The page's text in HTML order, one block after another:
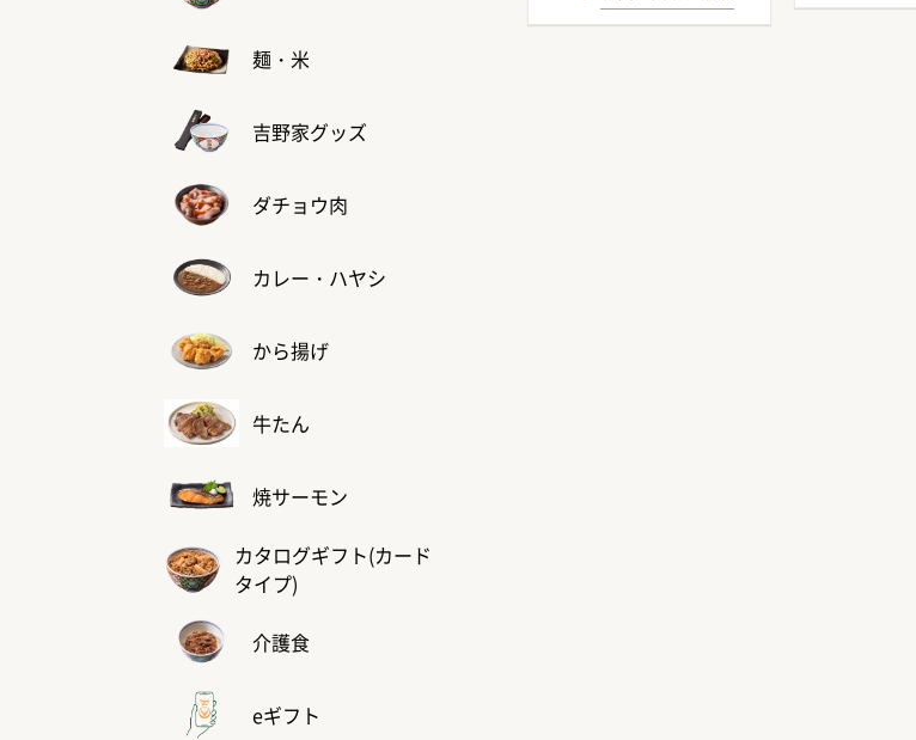
麺・米
吉野家グッズ
ダチョウ肉
カレー・ハヤシ
から揚げ
牛たん
焼サーモン
カタログギフト(カード
タイプ)
介護食
eギフト